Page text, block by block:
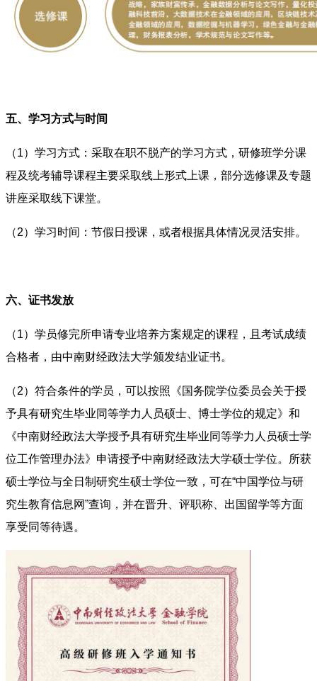
五、学习方式与时间
（1）学习方式：采取在职不脱产的学习方式，研修班学分课
程及统考辅导课程主要采取线上形式上课，部分选修课及专题
讲座采取线下课堂。
（2）学习时间：节假日授课，或者根据具体情况灵活安排。
六、证书发放
（1）学员修完所申请专业培养方案规定的课程，且考试成绩
合格者，由中南财经政法大学颁发结业证书。
（2）符合条件的学员，可以按照《国务院学位委员会关于授
予具有研究生毕业同等学力人员硕士、博士学位的规定》和
《中南财经政法大学授予具有研究生毕业同等学力人员硕士学
位工作管理办法》申请授予中南财经政法大学硕士学位。所获
硕士学位与全日制研究生硕士学位一致，可在“中国学位与研
究生教育信息网”查询，并在晋升、评职称、出国留学等方面
享受同等待遇。